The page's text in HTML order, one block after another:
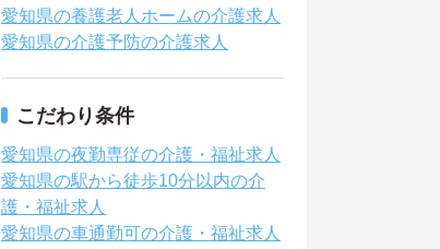
愛知県の養護老人ホームの介護求人
愛知県の介護予防の介護求人
こだわり条件
愛知県の夜勤専従の介護・福祉求人
愛知県の駅から徒歩10分以内の介
護・福祉求人
愛知県の車通勤可の介護・福祉求人